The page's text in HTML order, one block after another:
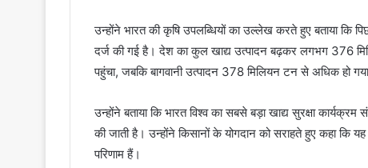
उन्होंने भारत की कृषि उपलब्धियों का उल्लेख करते हुए बताया कि
दर्ज की गई है। देश का कुल खाद्य उत्पादन बढ़कर लगभग 376
पहुंचा, जबकि बागवानी उत्पादन 378 मिलियन टन से अधिक हो
उन्होंने बताया कि भारत विश्व का सबसे बड़ा खाद्य सुरक्षा
की जाती है। उन्होंने किसानों के योगदान को सराहते हुए कहा कि
परिणाम हैं।